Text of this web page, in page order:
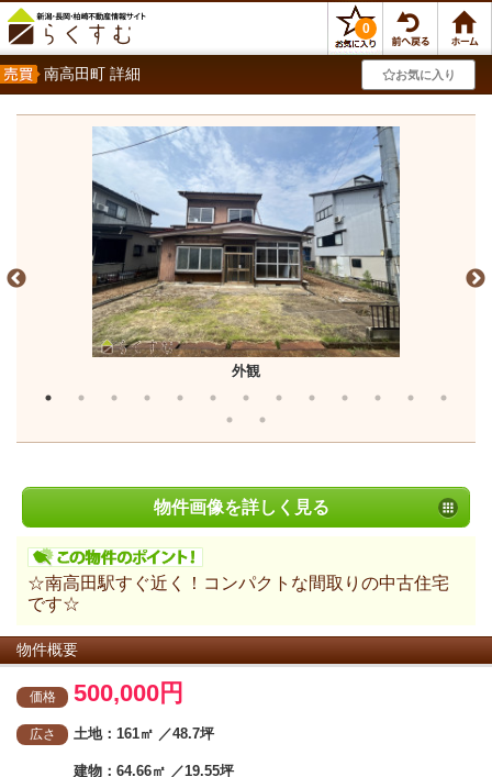
0
南高田町 詳細 お気に入り
外観
物件画像を詳しく見る
☆南高田駅すぐ近く！コンパクトな間取りの中古住宅
です☆
物件概要
価格 500,000円
広さ 土地：161㎡ ／48.7坪
建物：64.66㎡ ／19.55坪